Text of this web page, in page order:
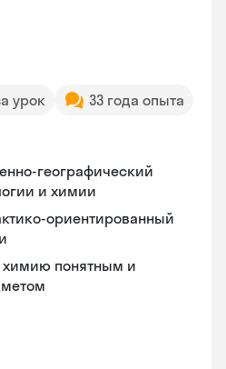
урок
33 года опыта
географический
и химии
ориентированный
химию понятным и